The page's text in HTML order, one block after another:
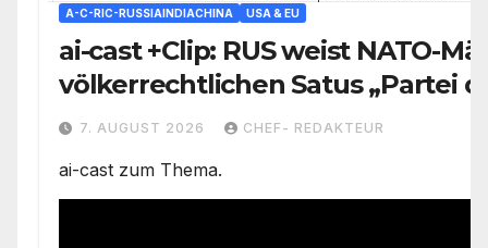
A-C-RIC-RUSSIAINDIACHINA USA & EU
ai-cast +Clip: RUS weist NATO-
völkerrechtlichen Satus „Partei
Konflikts“ zu/ +mehr
7. AUGUST 2026 CHEF- REDAKTEUR
ai-cast zum Thema.